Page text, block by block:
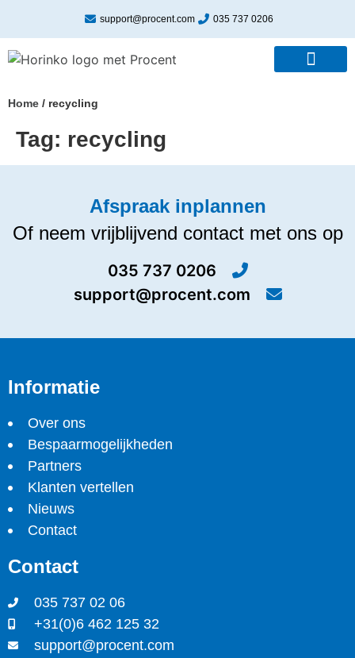
support@procent.com 035 737 0206
Home / recycling
Tag: recycling
Afspraak inplannen
Of neem vrijblijvend contact met ons op
035 737 0206
support@procent.com
Informatie
Over ons
Bespaarmogelijkheden
Partners
Klanten vertellen
Nieuws
Contact
Contact
035 737 02 06
+31(0)6 462 125 32
support@procent.com